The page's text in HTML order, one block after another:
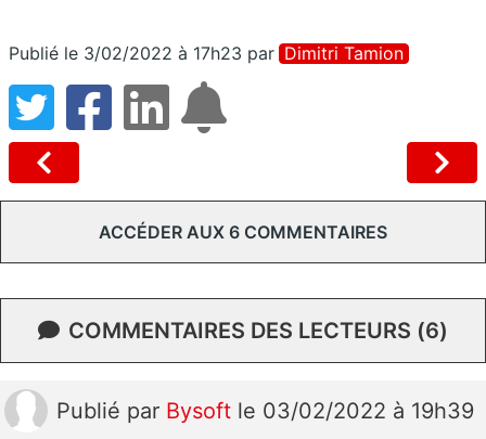
Publié le 3/02/2022 à 17h23 par Dimitri Tamion
ACCÉDER AUX 6 COMMENTAIRES
COMMENTAIRES DES LECTEURS (6)
Publié par Bysoft le 03/02/2022 à 19h39